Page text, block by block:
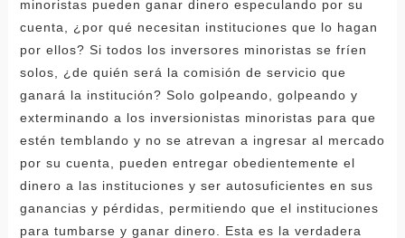
minoristas pueden ganar dinero especulando por su
cuenta, ¿por qué necesitan instituciones que lo hagan
por ellos? Si todos los inversores minoristas se fríen
solos, ¿de quién será la comisión de servicio que
ganará la institución? Solo golpeando, golpeando y
exterminando a los inversionistas minoristas para que
estén temblando y no se atrevan a ingresar al mercado
por su cuenta, pueden entregar obedientemente el
dinero a las instituciones y ser autosuficientes en sus
ganancias y pérdidas, permitiendo que el instituciones
para tumbarse y ganar dinero. Esta es la verdadera